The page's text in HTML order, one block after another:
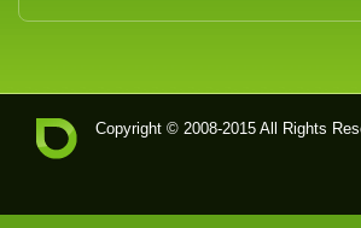
Copyright © 2008-2015 All Rights